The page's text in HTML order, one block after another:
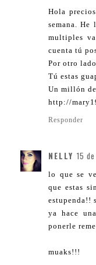
Hola
semana. He
multiples
cuenta tú
Por otro
Tú estas
Un millón
http://
Responder
NELLY 15
lo que se
que estas
estupenda!!
ya hace
ponerle
muaks!!!